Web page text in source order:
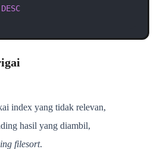
DESC
index yang tidak relevan,
hasil yang diambil,
filesort.